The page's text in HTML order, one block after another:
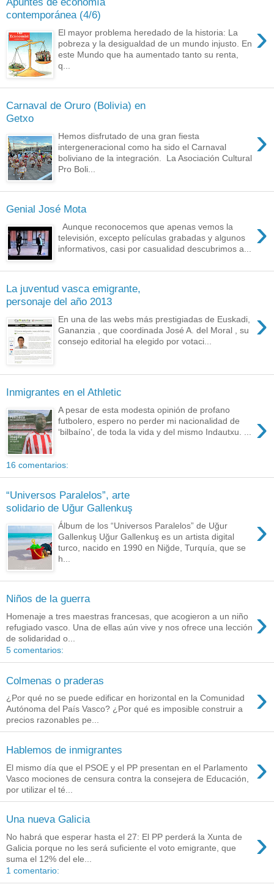
contemporánea (4/6)
›
El mayor problema heredado de la historia: La
pobreza y la desigualdad de un mundo injusto. En
este Mundo que ha aumentado tanto su renta,
q...
Carnaval de Oruro (Bolivia) en
Getxo
›
Hemos disfrutado de una gran fiesta
intergeneracional como ha sido el Carnaval
boliviano de la integración. La Asociación Cultural
Pro Boli...
Genial José Mota
›
Aunque reconocemos que apenas vemos la
televisión, excepto películas grabadas y algunos
informativos, casi por casualidad descubrimos a...
La juventud vasca emigrante,
personaje del año 2013
›
En una de las webs más prestigiadas de Euskadi,
Gananzia , que coordinada José A. del Moral , su
consejo editorial ha elegido por votaci...
Inmigrantes en el Athletic
›
A pesar de esta modesta opinión de profano
futbolero, espero no perder mi nacionalidad de
‘bilbaíno’, de toda la vida y del mismo Indautxu. ...
16 comentarios:
“Universos Paralelos”, arte
solidario de Uğur Gallenkuş
›
Álbum de los “Universos Paralelos” de Uğur
Gallenkuş Uğur Gallenkuş es un artista digital
turco, nacido en 1990 en Niğde, Turquía, que se
h...
Niños de la guerra
›
Homenaje a tres maestras francesas, que acogieron a un niño
refugiado vasco. Una de ellas aún vive y nos ofrece una lección
de solidaridad o...
5 comentarios:
Colmenas o praderas ›
¿Por qué no se puede edificar en horizontal en la Comunidad
Autónoma del País Vasco? ¿Por qué es imposible construir a
precios razonables pe...
Hablemos de inmigrantes ›
El mismo día que el PSOE y el PP presentan en el Parlamento
Vasco mociones de censura contra la consejera de Educación,
por utilizar el té...
Una nueva Galicia
›
No habrá que esperar hasta el 27: El PP perderá la Xunta de
Galicia porque no les será suficiente el voto emigrante, que
suma el 12% del ele...
1 comentario: